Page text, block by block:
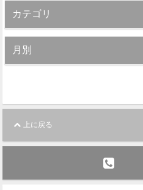
カテゴリ
月別
上に戻る